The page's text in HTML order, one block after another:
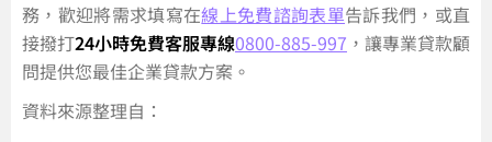
務，歡迎將需求填寫在線上免費諮詢表單告訴我們，或直
接撥打24小時免費客服專線0800-885-997 ，讓專業貸款顧
問提供您最佳企業貸款方案。
資料來源整理自：